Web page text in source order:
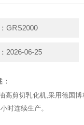
GRS2000
2026-06-25
高剪切乳化机,采用德国
时连续生产。